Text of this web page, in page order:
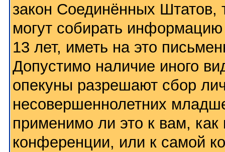
закон Соединённых Штатов,
могут собирать
13 лет, иметь на это
Допустимо наличие иного
опекуны разрешают сбор
несовершеннолетних
применимо ли это к вам,
конференции, или к самой